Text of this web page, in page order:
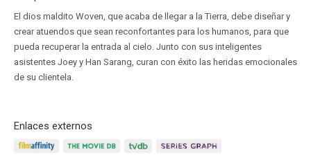
El dios maldito Woven, que acaba de llegar a la Tierra, debe diseñar y
crear atuendos que sean reconfortantes para los humanos, para que
pueda recuperar la entrada al cielo. Junto con sus inteligentes
asistentes Joey y Han Sarang, curan con éxito las heridas emocionales
de su clientela.
Enlaces externos